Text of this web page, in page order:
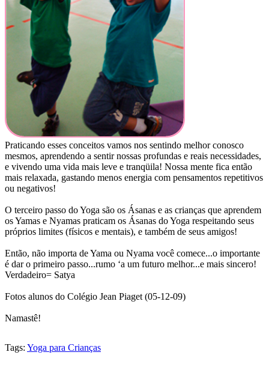
Praticando esses conceitos vamos nos sentindo melhor conosco
mesmos, aprendendo a sentir nossas profundas e reais necessidades,
e vivendo uma vida mais leve e tranqüila! Nossa mente fica então
mais relaxada, gastando menos energia com pensamentos repetitivos
ou negativos!
O terceiro passo do Yoga são os Ásanas e as crianças que aprendem
os Yamas e Nyamas praticam os Ásanas do Yoga respeitando seus
próprios limites (físicos e mentais), e também de seus amigos!
Então, não importa de Yama ou Nyama você comece...o importante
é dar o primeiro passo...rumo ‘a um futuro melhor...e mais sincero!
Verdadeiro= Satya
Fotos alunos do Colégio Jean Piaget (05-12-09)
Namastê!
Tags: Yoga para Crianças